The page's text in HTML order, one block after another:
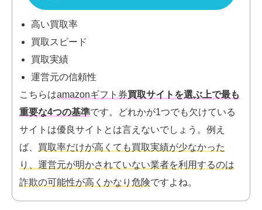
高い買取率
買取スピード
買取実績
運営元の信頼性
こちらはamazonギフト券買取サイトを選ぶ上で最も
重要な4つの基準です。
どれかが1つでも欠けている
サイトは優良サイトとは言えないでしょう。例え
ば、 買取率だけが高くても買取実績が少なかった
り、運営元が明かされていない業者を利用するのは
詐欺の可能性が高くかなり危険ですよね。